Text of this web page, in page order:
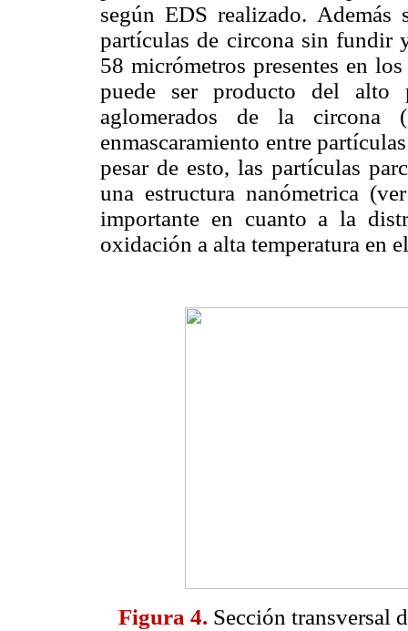
según EDS realizado. Además
partículas de circona sin fundir
58 micrómetros presentes en
puede ser producto del
aglomerados de la circona
enmascaramiento entre
pesar de esto, las partículas
una estructura nanómetrica
importante en cuanto a la
oxidación a alta temperatura en
Figura 4. Sección transversal